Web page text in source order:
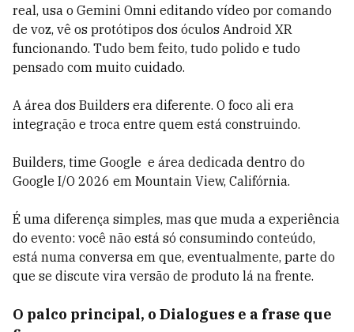
real, usa o Gemini Omni editando vídeo por comando
de voz, vê os protótipos dos óculos Android XR
funcionando. Tudo bem feito, tudo polido e tudo
pensado com muito cuidado.
A área dos Builders era diferente. O foco ali era
integração e troca entre quem está construindo.
Builders, time Google e área dedicada dentro do
Google I/O 2026 em Mountain View, Califórnia.
É uma diferença simples, mas que muda a experiência
do evento: você não está só consumindo conteúdo,
está numa conversa em que, eventualmente, parte do
que se discute vira versão de produto lá na frente.
O palco principal, o Dialogues e a frase que